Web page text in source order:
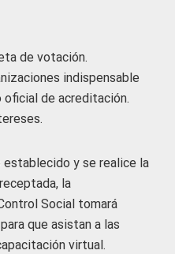
de votación.
indispensable
de acreditación.
establecido y se realice la
la
Social tomará
que asistan a las
virtual.